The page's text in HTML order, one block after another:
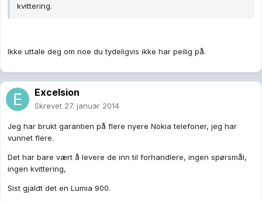
kvittering.
Ikke uttale deg om noe du tydeligvis ikke har peilig på.
Excelsion
Skrevet 27. januar 2014
Jeg har brukt garantien på flere nyere Nokia telefoner, jeg har
vunnet flere.
Det har bare vært å levere de inn til forhandlere, ingen spørsmål,
ingen kvittering,
Sist gjaldt det en Lumia 900.